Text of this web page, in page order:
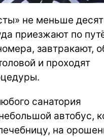
не меньше
приезжают по
завтракают,
и проходят
санатория
автобус,
на